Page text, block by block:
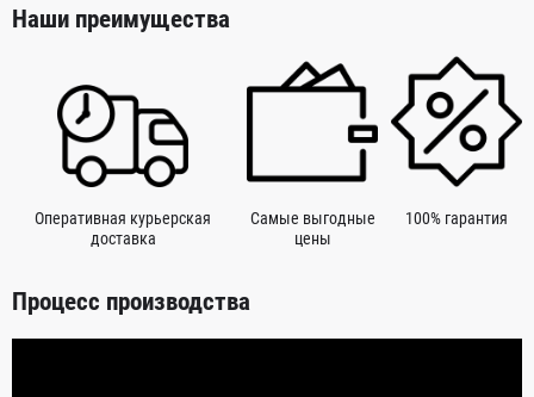
Наши преимущества
Оперативная курьерская
доставка
Самые выгодные
цены
100% гарантия
Процесс производства